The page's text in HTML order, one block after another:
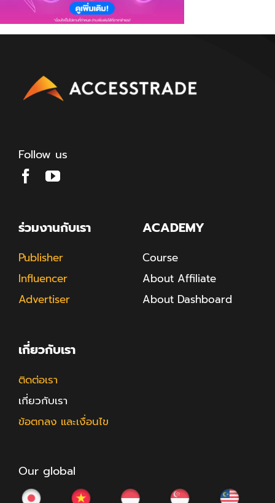
Follow us
ร่วมงานกับเรา
Publisher
Influencer
Advertiser
ACADEMY
Course
About Affiliate
About Dashboard
เกี่ยวกับเรา
ติดต่อเรา
เกี่ยวกับเรา
ข้อตกลง และเงื่อนไข
Our global